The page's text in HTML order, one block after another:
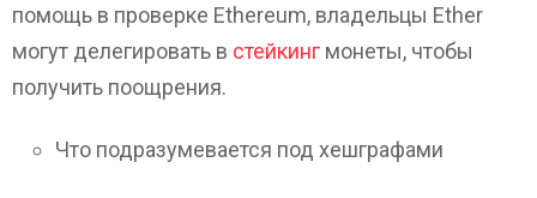
помощь в проверке Ethereum, владельцы Ether
могут делегировать в стейкинг монеты, чтобы
получить поощрения.
Что подразумевается под хешграфами